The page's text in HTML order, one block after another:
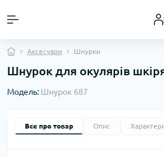
Аксесуари Шнурки
Шнурок для окулярів
Модель: Шнурок 687
Все про товар Опис